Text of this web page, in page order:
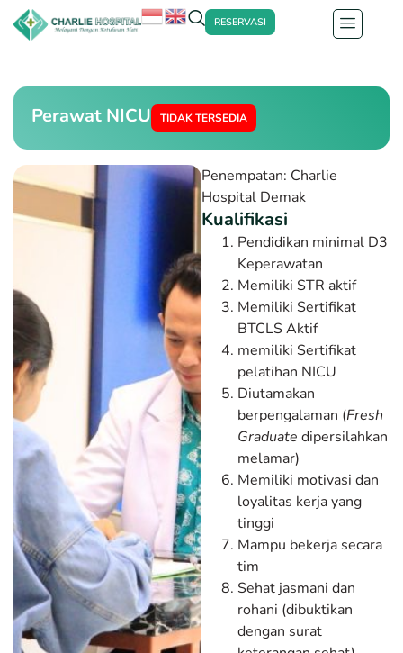
RESERVASI
Perawat NICU TIDAK TERSEDIA
Penempatan: Charlie
Hospital Demak
Kualifikasi
Pendidikan minimal D3
Keperawatan
Memiliki STR aktif
Memiliki Sertifikat
BTCLS Aktif
memiliki Sertifikat
pelatihan NICU
Diutamakan
berpengalaman (Fresh
Graduate dipersilahkan
melamar)
Memiliki motivasi dan
loyalitas kerja yang
tinggi
Mampu bekerja secara
tim
Sehat jasmani dan
rohani (dibuktikan
dengan surat